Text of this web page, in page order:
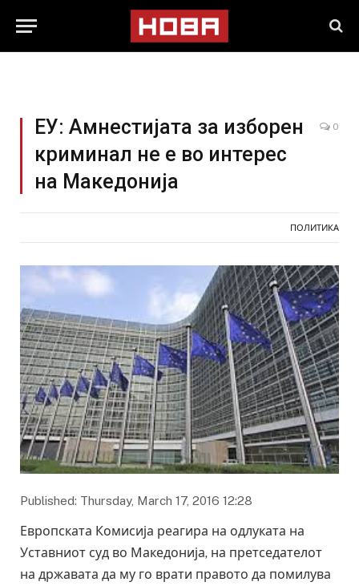
ЕУ: Амнестијата за изборен
криминал не е во интерес
на Македонија
0
ПОЛИТИКА
Published: Thursday, March 17, 2016 12:28
Европската Комисија реагира на одлуката на
Уставниот суд во Македонија, на претседателот
на државата да му го врати правото да помилува